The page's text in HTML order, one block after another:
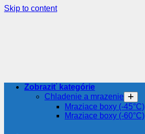
Skip to content
Zobraziť kategórie
Chladenie a mrazenie
Mraziace boxy (-45°C)
Mraziace boxy (-60°C)